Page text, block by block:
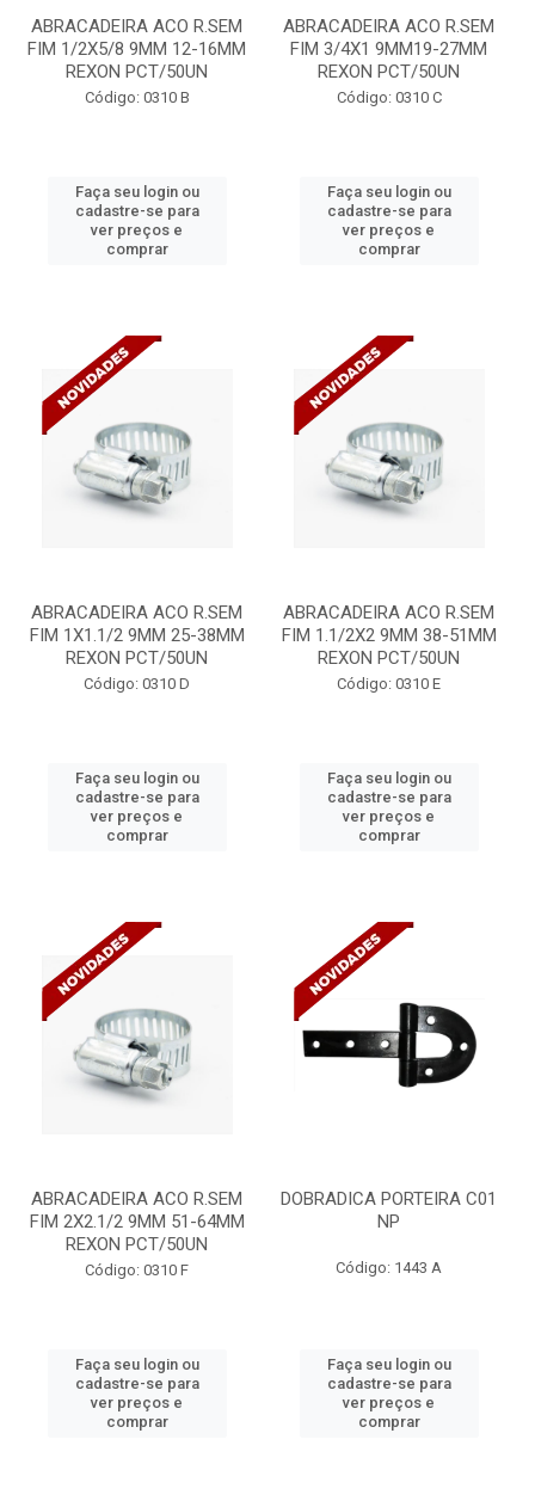
ABRACADEIRA ACO R.SEM
FIM 1/2X5/8 9MM 12-16MM
REXON PCT/50UN
Código: 0310 B
Faça seu login ou
cadastre-se para
ver preços e
comprar
ABRACADEIRA ACO R.SEM
FIM 3/4X1 9MM19-27MM
REXON PCT/50UN
Código: 0310 C
Faça seu login ou
cadastre-se para
ver preços e
comprar
ABRACADEIRA ACO R.SEM
FIM 1X1.1/2 9MM 25-38MM
REXON PCT/50UN
Código: 0310 D
Faça seu login ou
cadastre-se para
ver preços e
comprar
ABRACADEIRA ACO R.SEM
FIM 1.1/2X2 9MM 38-51MM
REXON PCT/50UN
Código: 0310 E
Faça seu login ou
cadastre-se para
ver preços e
comprar
ABRACADEIRA ACO R.SEM
FIM 2X2.1/2 9MM 51-64MM
REXON PCT/50UN
Código: 0310 F
Faça seu login ou
cadastre-se para
ver preços e
comprar
DOBRADICA PORTEIRA C01
NP
Código: 1443 A
Faça seu login ou
cadastre-se para
ver preços e
comprar